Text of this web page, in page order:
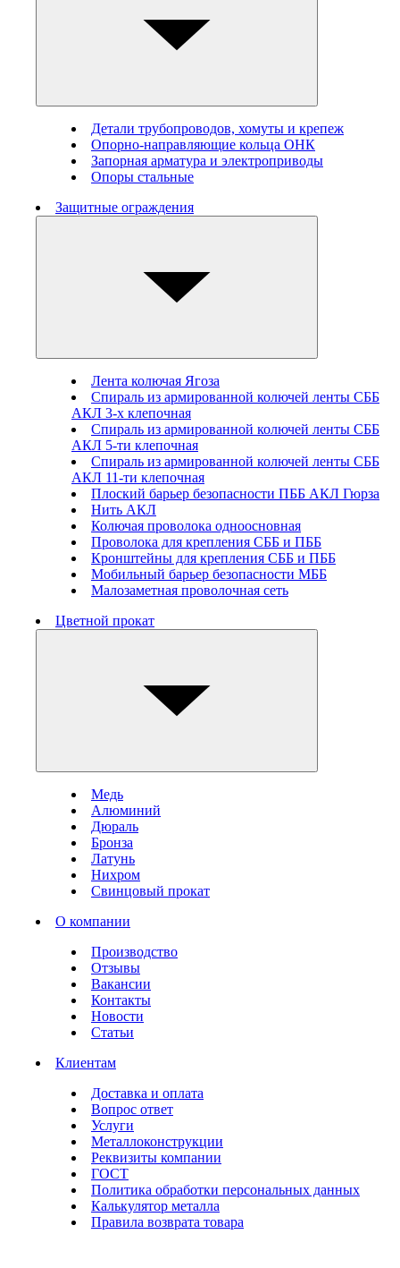
Детали трубопроводов, хомуты и крепеж
Опорно-направляющие кольца ОНК
Запорная арматура и электроприводы
Опоры стальные
Защитные ограждения
Лента колючая Ягоза
Спираль из армированной колючей ленты СББ
АКЛ 3-х клепочная
Спираль из армированной колючей ленты СББ
АКЛ 5-ти клепочная
Спираль из армированной колючей ленты СББ
АКЛ 11-ти клепочная
Плоский барьер безопасности ПББ АКЛ Гюрза
Нить АКЛ
Колючая проволока одноосновная
Проволока для крепления СББ и ПББ
Кронштейны для крепления СББ и ПББ
Мобильный барьер безопасности МББ
Малозаметная проволочная сеть
Цветной прокат
Медь
Алюминий
Дюраль
Бронза
Латунь
Нихром
Свинцовый прокат
О компании
Производство
Отзывы
Вакансии
Контакты
Новости
Статьи
Клиентам
Доставка и оплата
Вопрос ответ
Услуги
Металлоконструкции
Реквизиты компании
ГОСТ
Политика обработки персональных данных
Калькулятор металла
Правила возврата товара